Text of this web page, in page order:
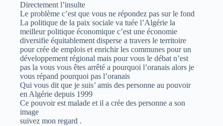
Directement l’insulte
Le problème c’est que vous ne répondez pas sur le fond
La politique de la paix sociale va tuée l’Algérie la
meilleur politique économique c’est une économie
diversifie équitablement disperse a travers le territoire
pour crée de emplois et enrichir les communes pour un
développement régional mais pour vous le débat n’est
pas la vous vous êtes arrêté a pourquoi l’oranais alors je
vous répand pourquoi pas l’oranais
Qui vous dit que je suis’ amis des personne au pouvoir
en Algérie depuis 1999
Ce pouvoir est malade et il a crée des personne a son
image
suivez mon regard .